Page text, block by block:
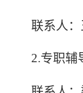
联系人
2.专职辅